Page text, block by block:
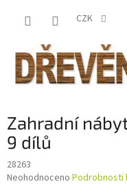
CZK
Zahradní
9 dílů
28263
Průměrné
Neohodnoceno Podrobnosti